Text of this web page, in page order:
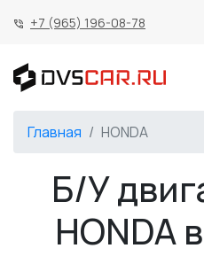
+7 (965) 196-08-78
Главная HONDA
Б/У
HONDA